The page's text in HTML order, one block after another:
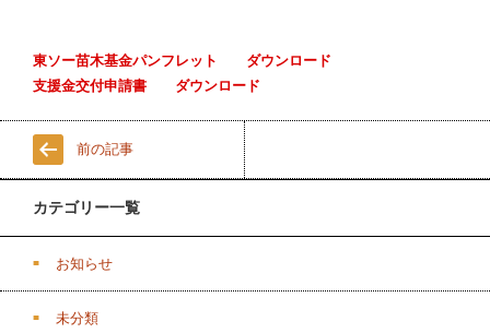
東ソー苗木基金パンフレット ダウンロード
支援金交付申請書 ダウンロード
前の記事
カテゴリー一覧
お知らせ
未分類